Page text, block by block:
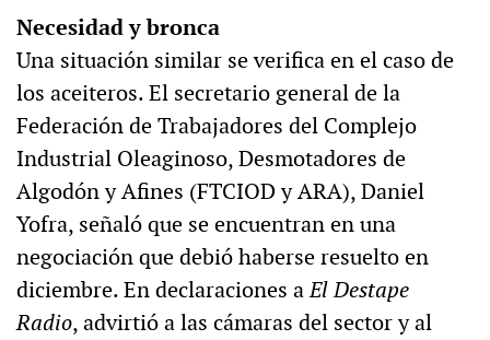
Necesidad y bronca
Una situación similar se verifica en el caso de
los aceiteros. El secretario general de la
Federación de Trabajadores del Complejo
Industrial Oleaginoso, Desmotadores de
Algodón y Afines (FTCIOD y ARA), Daniel
Yofra, señaló que se encuentran en una
negociación que debió haberse resuelto en
diciembre. En declaraciones aEl Destape
Radio, advirtió a las cámaras del sector y al